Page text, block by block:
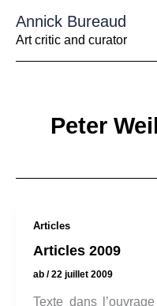
contenu
Annick Bureaud
Art critic and curator
Peter
Articles
Articles 2009
ab /22 juillet 2009
Texte dans